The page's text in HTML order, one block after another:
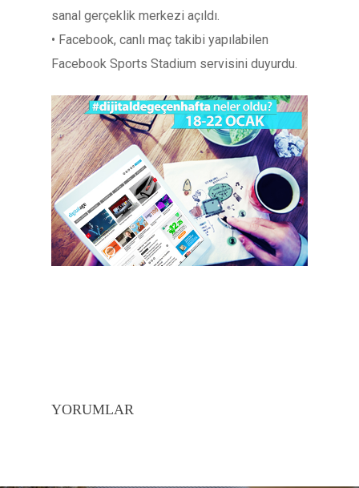
sanal gerçeklik merkezi açıldı.
• Facebook, canlı maç takibi yapılabilen
Facebook Sports Stadium servisini duyurdu.
YORUMLAR